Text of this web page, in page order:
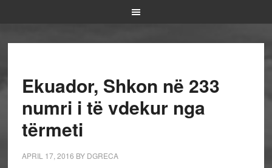
Ekuador, Shkon në 233
numri i të vdekur nga
tërmeti
APRIL 17, 2016 BY DGRECA